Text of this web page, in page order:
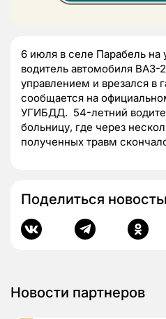
6 июля в селе Парабель на
водитель автомобиля ВАЗ-
управлением и врезался в
сообщается на
УГИБДД. 54-летний
больницу, где через
полученных травм
Поделиться
Новости партнеров